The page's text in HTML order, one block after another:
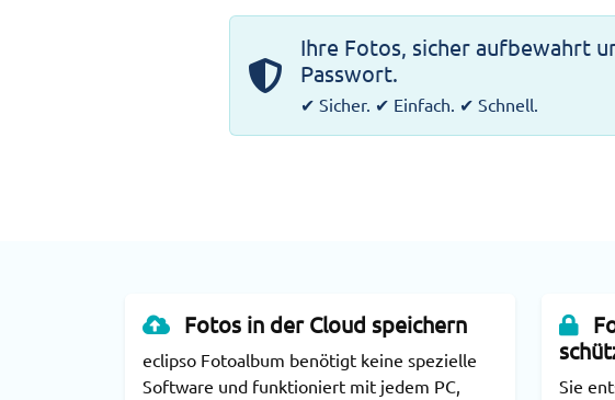
Ihre Fotos, sicher aufbewahrt
Passwort.
✔ Sicher. ✔ Einfach. ✔ Schnell.
Fotos in der Cloud speichern
eclipso Fotoalbum benötigt keine spezielle
Software und funktioniert mit jedem PC,
Sie